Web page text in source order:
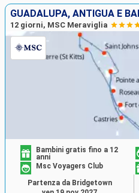
12 giorni, MSC Meraviglia
Bambini gratis fino a 12
anni
Msc Voyagers Club
Partenza da Bridgetown